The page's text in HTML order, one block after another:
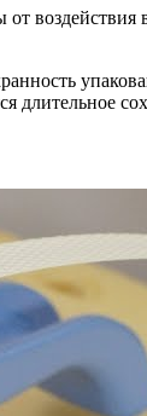
от
длительное